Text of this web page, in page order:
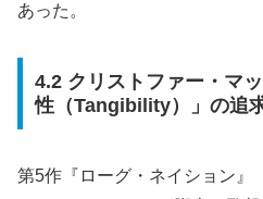
あった。
4.2 クリストファー・マ
性（Tangibility）」の追
第5作『ローグ・ネイション』